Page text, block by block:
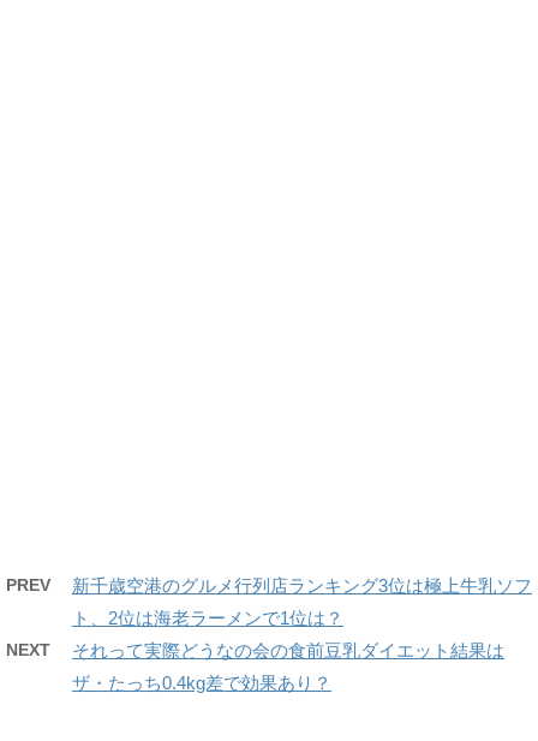
PREV
新千歳空港のグルメ行列店ランキング3位は極上牛乳ソフ
ト、2位は海老ラーメンで1位は？
NEXT
それって実際どうなの会の食前豆乳ダイエット結果は
ザ・たっち0.4kg差で効果あり？